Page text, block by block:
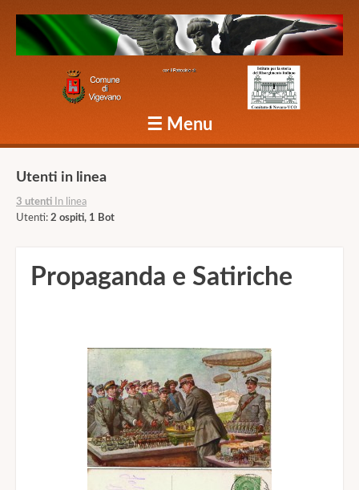
Caduti Vigevano Grande Guerra
☰ Menu
Utenti in linea
3 utenti In linea
Utenti: 2 ospiti, 1 Bot
Propaganda e Satiriche